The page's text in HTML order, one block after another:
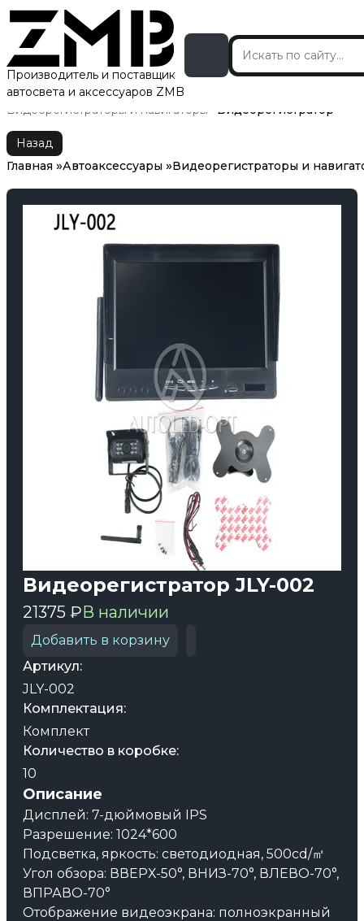
Производитель и поставщик
автосвета и аксессуаров ZMB
Главная
Автоаксессуары
Видеорегистраторы и навигаторы
Видеорегистратор
Назад
Главная
Автоаксессуары Видеорегистраторы и
Видеорегистратор JLY-002
21375 ₽В наличии
Добавить в корзину
Артикул:
JLY-002
Комплектация:
Комплект
Количество в коробке:
10
Описание
Дисплей: 7-дюймовый IPS
Разрешение: 1024*600
Подсветка, яркость: светодиодная, 500cd/㎡
Угол обзора: ВВЕРХ-50°, ВНИЗ-70°, ВЛЕВО-70°,
ВПРАВО-70°
Отображение видеоэкрана: полноэкранный